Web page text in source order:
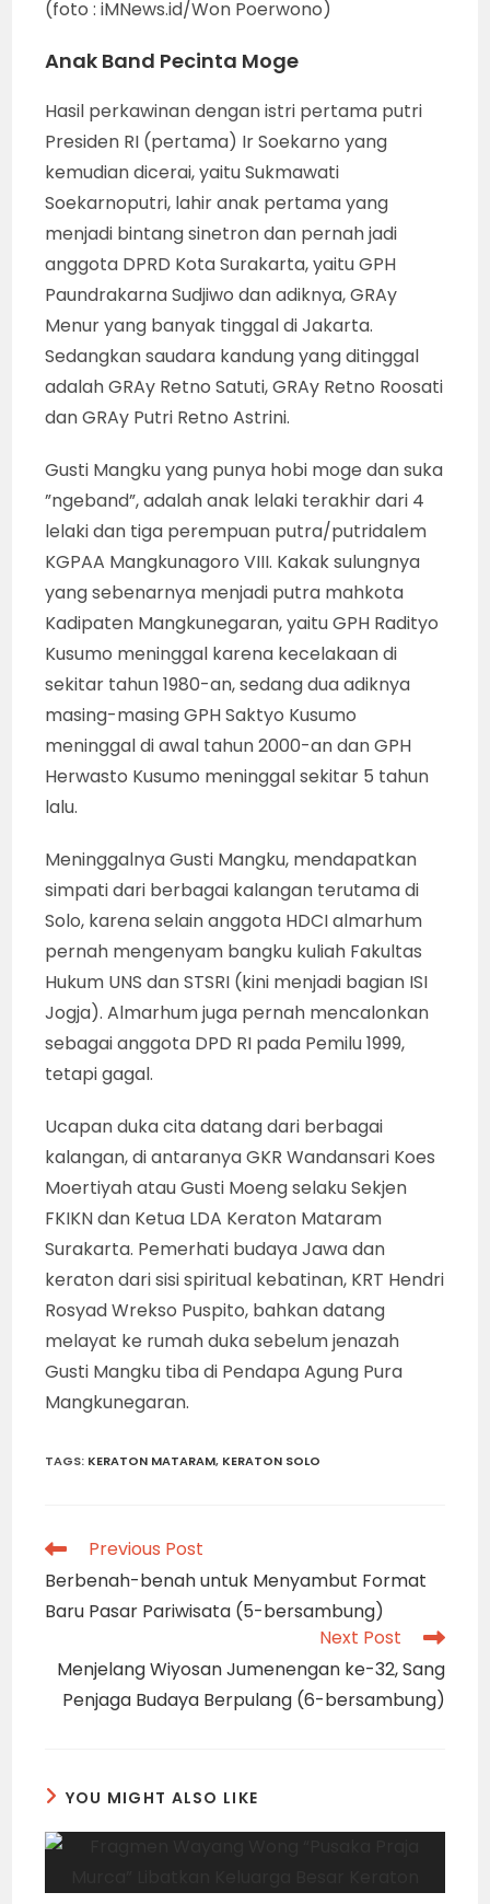
(foto : iMNews.id/Won Poerwono)
Anak Band Pecinta Moge
Hasil perkawinan dengan istri pertama putri
Presiden RI (pertama) Ir Soekarno yang
kemudian dicerai, yaitu Sukmawati
Soekarnoputri, lahir anak pertama yang
menjadi bintang sinetron dan pernah jadi
anggota DPRD Kota Surakarta, yaitu GPH
Paundrakarna Sudjiwo dan adiknya, GRAy
Menur yang banyak tinggal di Jakarta.
Sedangkan saudara kandung yang ditinggal
adalah GRAy Retno Satuti, GRAy Retno Roosati
dan GRAy Putri Retno Astrini.
Gusti Mangku yang punya hobi moge dan suka
”ngeband”, adalah anak lelaki terakhir dari 4
lelaki dan tiga perempuan putra/putridalem
KGPAA Mangkunagoro VIII. Kakak sulungnya
yang sebenarnya menjadi putra mahkota
Kadipaten Mangkunegaran, yaitu GPH Radityo
Kusumo meninggal karena kecelakaan di
sekitar tahun 1980-an, sedang dua adiknya
masing-masing GPH Saktyo Kusumo
meninggal di awal tahun 2000-an dan GPH
Herwasto Kusumo meninggal sekitar 5 tahun
lalu.
Meninggalnya Gusti Mangku, mendapatkan
simpati dari berbagai kalangan terutama di
Solo, karena selain anggota HDCI almarhum
pernah mengenyam bangku kuliah Fakultas
Hukum UNS dan STSRI (kini menjadi bagian ISI
Jogja). Almarhum juga pernah mencalonkan
sebagai anggota DPD RI pada Pemilu 1999,
tetapi gagal.
Ucapan duka cita datang dari berbagai
kalangan, di antaranya GKR Wandansari Koes
Moertiyah atau Gusti Moeng selaku Sekjen
FKIKN dan Ketua LDA Keraton Mataram
Surakarta. Pemerhati budaya Jawa dan
keraton dari sisi spiritual kebatinan, KRT Hendri
Rosyad Wrekso Puspito, bahkan datang
melayat ke rumah duka sebelum jenazah
Gusti Mangku tiba di Pendapa Agung Pura
Mangkunegaran.
TAGS: KERATON MATARAM, KERATON SOLO
Read
more
articles
Previous Post
Berbenah-benah untuk Menyambut Format
Baru Pasar Pariwisata (5-bersambung)
Next Post
Menjelang Wiyosan Jumenengan ke-32, Sang
Penjaga Budaya Berpulang (6-bersambung)
YOU MIGHT ALSO LIKE